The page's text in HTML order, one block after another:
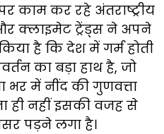
काम कर रहे अंतराष्ट्रीय
क्लाइमेट ट्रेंड्स ने अपने
है कि देश में गर्म होती
का बड़ा हाथ है, जो
भर में नींद की गुणवत्ता
ही नहीं इसकी वजह से
पड़ने लगा है।